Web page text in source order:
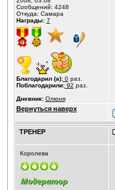
Сообщений: 4248
Откуда: Самара
Награды: 7
Благодарил (а):0раз.
Поблагодарили:92 раз.
Дневник: Олюня
Вернуться наверх
ТРЕНЕР
Королева